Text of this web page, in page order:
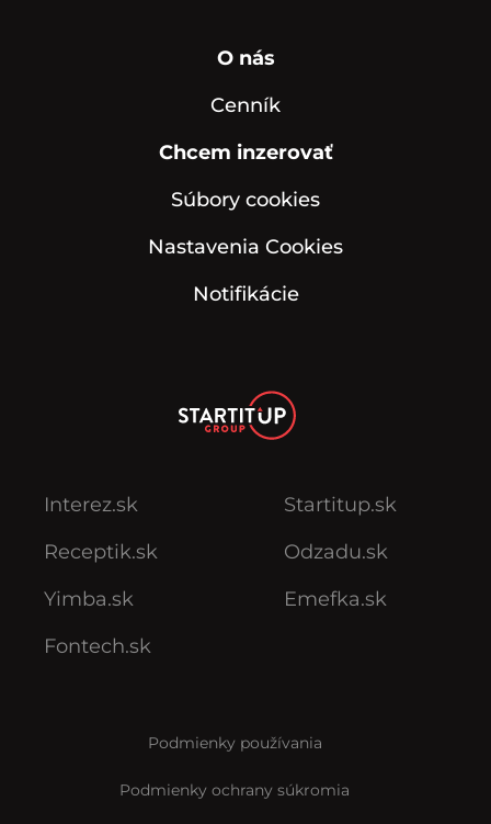
O nás
Cenník
Chcem inzerovať
Súbory cookies
Nastavenia Cookies
Notifikácie
Interez.sk
Receptik.sk
Yimba.sk
Fontech.sk
Startitup.sk
Odzadu.sk
Emefka.sk
Podmienky používania
Podmienky ochrany súkromia